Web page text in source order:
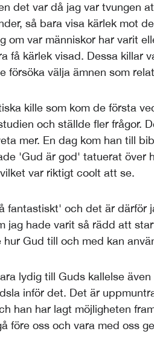
det var då jag var tvungen
så bara visa kärlek mot
om var människor har varit
få kärlek visad. Dessa killar
försöka välja ämnen som
kille som kom de första
och ställde fler frågor.
mer. En dag kom han till
'Gud är god' tatuerat över
var riktigt coolt att se.
fantastiskt' och det är därför
jag hade varit så rädd att
Gud till och med kan
lydig till Guds kallelse
inför det. Det är
han har lagt möjligheten
före oss och vara med oss